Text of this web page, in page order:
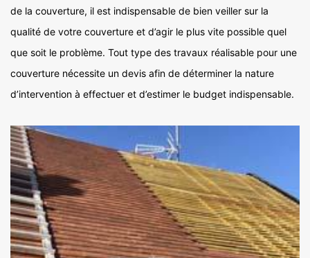
de la couverture, il est indispensable de bien veiller sur la
qualité de votre couverture et d’agir le plus vite possible quel
que soit le problème. Tout type des travaux réalisable pour une
couverture nécessite un devis afin de déterminer la nature
d’intervention à effectuer et d’estimer le budget indispensable.